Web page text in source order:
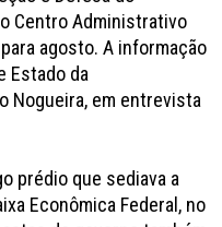
Centro Administrativo
agosto. A informação
Estado da
Nogueira, em entrevista
prédio que sediava a
Econômica Federal, no